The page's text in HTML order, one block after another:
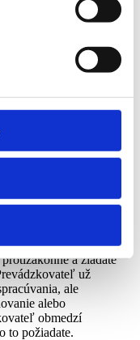
údajov máte ako
Vaše osobné údaje
osobným údajom
Vám
Vám
elektronickej
osobných údajov.
správnosť
a žiadate
už
ale
alebo
obmedzí
to požiadate.